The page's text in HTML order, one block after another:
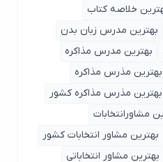
خلاصه کتاب
مدرس زبان بدن
مدرس مذاکره
مذرس مذاکره
مذرس مذاکره کشور
مشاور انتخابات کشور
مشاور انتخاباتی